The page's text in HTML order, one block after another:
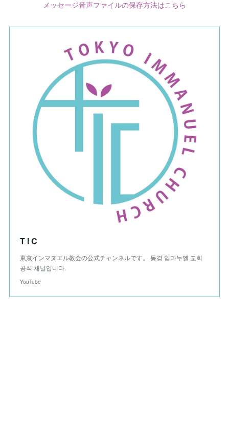
メッセージ音声ファイルの保存方法はこちら
T I C
東京インマヌエル教会の公式チャンネルです。 동경 임마누엘 교회
공식 채널입니다.
YouTube